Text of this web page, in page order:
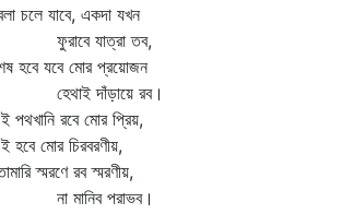
চলে যাবে, একদা যখন
ফুরাবে যাত্রা তব,
হবে যবে মোর প্রয়োজন
হেথাই দাঁড়ায়ে রব।
পথখানি রবে মোর প্রিয়,
হবে মোর চিরবরণীয়,
স্মরণে রব স্মরণীয়,
না মানিব পরাভব।